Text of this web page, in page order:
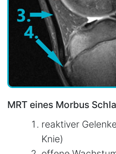
MRT eines Morbus
reaktiver
Knie)